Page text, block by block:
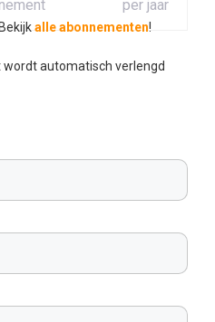
per jaar
alle abonnementen!
automatisch verlengd